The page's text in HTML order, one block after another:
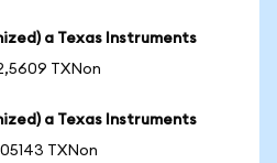
a Texas Instruments
TXNon
a Texas Instruments
TXNon